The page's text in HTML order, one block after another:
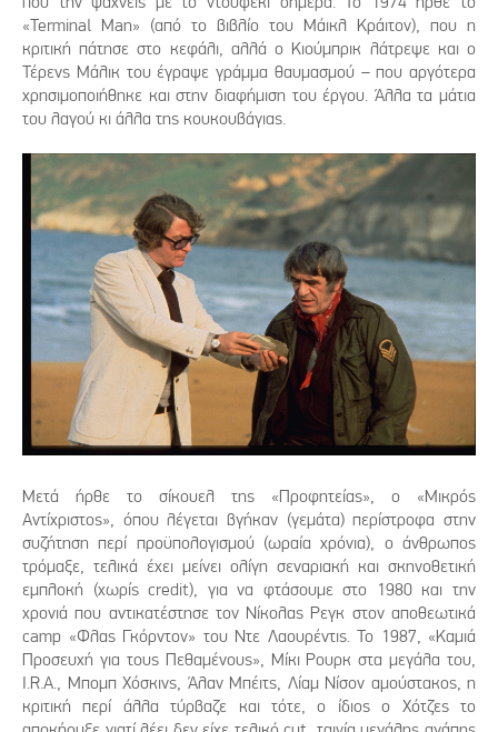
«Terminal Man» (από το βιβλίο του Μάικλ Κράιτον), που η
κριτική πάτησε στο κεφάλι, αλλά ο Κιούμπρικ λάτρεψε και ο
Τέρενς Μάλικ του έγραψε γράμμα θαυμασμού – που αργότερα
χρησιμοποιήθηκε και στην διαφήμιση του έργου. Άλλα τα μάτια
του λαγού κι άλλα της κουκουβάγιας.
Μετά ήρθε το σίκουελ της «Προφητείας», ο «Μικρός
Αντίχριστος», όπου λέγεται βγήκαν (γεμάτα) περίστροφα στην
συζήτηση περί προϋπολογισμού (ωραία χρόνια), ο άνθρωπος
τρόμαξε, τελικά έχει μείνει ολίγη σεναριακή και σκηνοθετική
εμπλοκή (χωρίς credit), για να φτάσουμε στο 1980 και την
χρονιά που αντικατέστησε τον Νίκολας Ρεγκ στον αποθεωτικά
camp «Φλας Γκόρντον» του Ντε Λαουρέντις. Το 1987, «Καμιά
Προσευχή για τους Πεθαμένους», Μίκι Ρουρκ στα μεγάλα του,
I.R.A., Μπομπ Χόσκινς, Άλαν Μπέιτς, Λίαμ Νίσον αμούστακος, η
κριτική περί άλλα τύρβαζε και τότε, ο ίδιος ο Χότζες το